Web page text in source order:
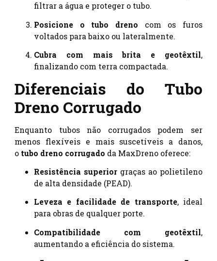
filtrar a água e proteger o tubo.
Posicione o tubo dreno com os furos
voltados para baixo ou lateralmente.
Cubra com mais brita e geotêxtil,
finalizando com terra compactada.
Diferenciais do Tubo
Dreno Corrugado
Enquanto tubos não corrugados podem ser
menos flexíveis e mais suscetíveis a danos,
o tubo dreno corrugado da MaxDreno oferece:
Resistência superior graças ao polietileno
de alta densidade (PEAD).
Leveza e facilidade de transporte, ideal
para obras de qualquer porte.
Compatibilidade com geotêxtil,
aumentando a eficiência do sistema.